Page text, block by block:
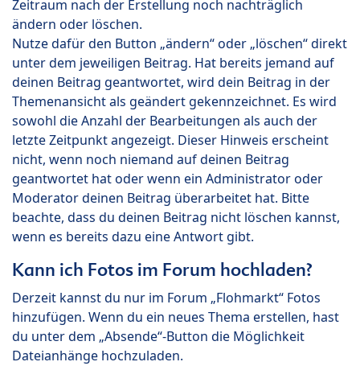
Zeitraum nach der Erstellung noch nachträglich
ändern oder löschen.
Nutze dafür den Button „ändern“ oder „löschen“ direkt
unter dem jeweiligen Beitrag. Hat bereits jemand auf
deinen Beitrag geantwortet, wird dein Beitrag in der
Themenansicht als geändert gekennzeichnet. Es wird
sowohl die Anzahl der Bearbeitungen als auch der
letzte Zeitpunkt angezeigt. Dieser Hinweis erscheint
nicht, wenn noch niemand auf deinen Beitrag
geantwortet hat oder wenn ein Administrator oder
Moderator deinen Beitrag überarbeitet hat. Bitte
beachte, dass du deinen Beitrag nicht löschen kannst,
wenn es bereits dazu eine Antwort gibt.
Kann ich Fotos im Forum hochladen?
Derzeit kannst du nur im Forum „Flohmarkt“ Fotos
hinzufügen. Wenn du ein neues Thema erstellen, hast
du unter dem „Absende“-Button die Möglichkeit
Dateianhänge hochzuladen.